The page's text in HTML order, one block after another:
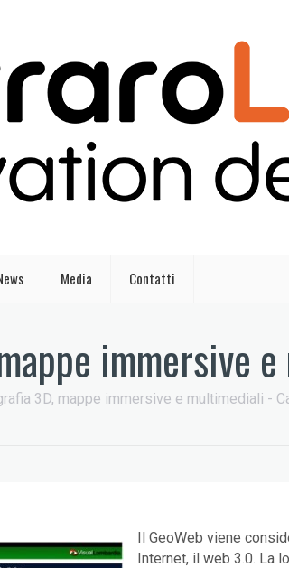
Media Contatti
immersive
3D, mappe immersive e multimediali -
Il GeoWeb viene
Internet, il web 3.0. La